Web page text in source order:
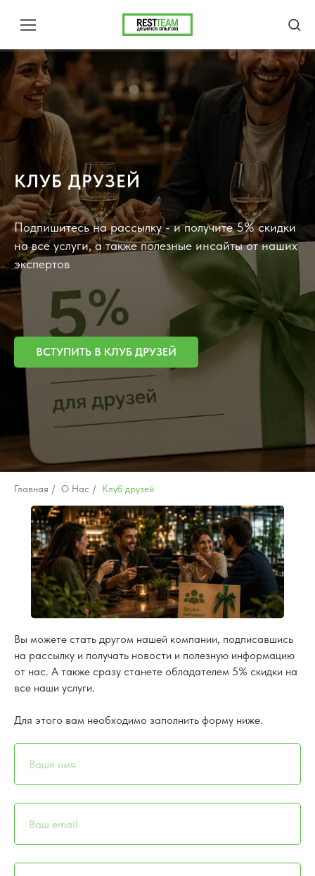
КЛУБ ДРУЗЕЙ
Подпишитесь на рассылку - и получите 5% скидки
на все услуги, а также полезные инсайты от наших
экспертов
ВСТУПИТЬ В КЛУБ ДРУЗЕЙ
Главная / О Нас / Клуб друзей
Вы можете стать другом нашей компании, подписавшись
на рассылку и получать новости и полезную информацию
от нас. А также сразу станете обладателем 5% скидки на
все наши услуги.
Для этого вам необходимо заполнить форму ниже.